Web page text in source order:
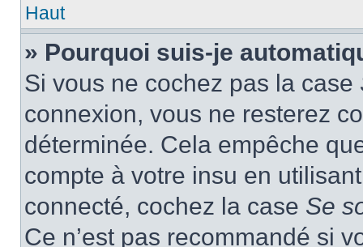
Haut
» Pourquoi suis-je
Si vous ne cochez pas la case
connexion, vous ne resterez
déterminée. Cela empêche
compte à votre insu en
connecté, cochez la case Se
Ce n’est pas recommandé si